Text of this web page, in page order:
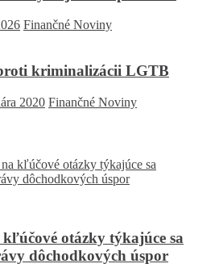
Finančné Noviny
kriminalizácii LGTB
2020 Finančné Noviny
otázky týkajúce sa
dôchodkových úspor